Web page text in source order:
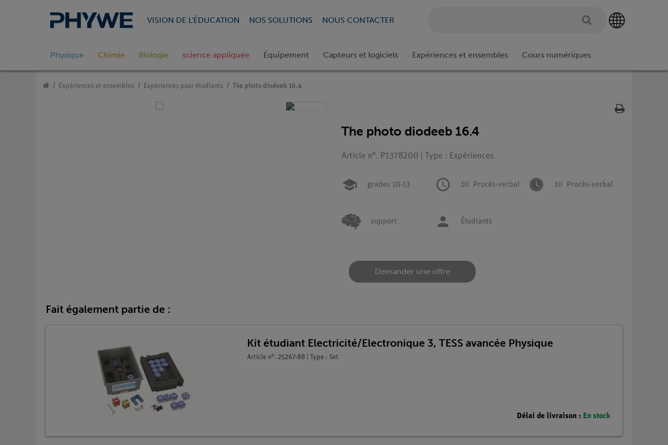
VISION DE L'ÉDUCATION NOS SOLUTIONS NOUS CONTACTER
Physique Chimie Biologie science appliquée Équipement Capteurs et logiciels Expériences et ensembles Cours numériques
Expériences et ensembles Expériences pour étudiants The photo diodeeb 16.4
The photo diodeeb 16.4
Article n°. P1378200 | Type : Expériences
grades 10-13 10 Procès-verbal 10 Procès-verbal
support Étudiants
Demander une offre
Fait également partie de :
Kit étudiant Electricité/Electronique 3, TESS avancée Physique
Article n°. 25267-88 | Type : Set
Délai de livraison : En stock